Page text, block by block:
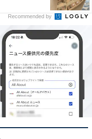
Recommended by